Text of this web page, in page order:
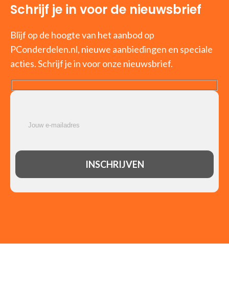
Schrijf je in voor de nieuwsbrief
Blijf op de hoogte van het aanbod op
PConderdelen.nl, nieuwe aanbiedingen en speciale
acties. Schrijf je in voor onze nieuwsbrief.